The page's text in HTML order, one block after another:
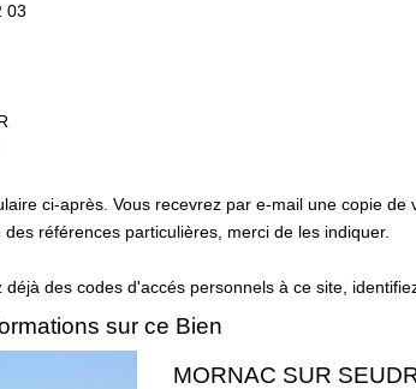
03
ci-après. Vous recevrez par e-mail une copie de
références particulières, merci de les indiquer.
déjà des codes d'accés personnels à ce site,
sur ce Bien
MORNAC SUR